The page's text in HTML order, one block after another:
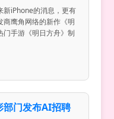
新iPhone的消息，更有
商鹰角网络的新作《明
门手游《明日方舟》制
部门发布AI招聘